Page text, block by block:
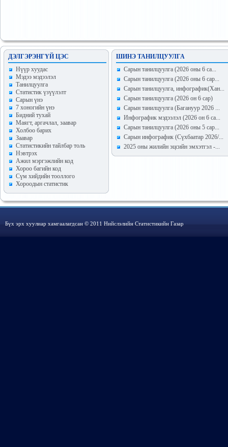
ДЭЛГЭРЭНГҮЙ ЦЭС
Hүүр хуудас
Мэдээ мэдээлэл
Танилцуулга
Статистик үзүүлэлт
Сарын үнэ
7 хоногийн үнэ
Бидний тухай
Маягт, аргачлал, заавар
Холбоо барих
Заавар
Статистикийн тайлбар толь
Нэвтрэх
Ажил мэргэжлийн код
Хороо багийн код
Сүм хийдийн тооллого
Хороодын статистик
ШИНЭ ТАНИЛЦУУЛГА
Сарын танилцуулга (2026 оны 6 са...
Сарын танилцуулга (2026 оны 6 сар...
Сарын танилцуулга, инфографик(Хан...
Сарын танилцуулга (2026 он 6 сар)
Сарын танилцуулга (Багануур 2026 ...
Инфографик мэдээлэл (2026 он 6 са...
Сарын танилцуулга (2026 оны 5 сар...
Сарын инфографик (Сүхбаатар 2026/...
2025 оны жилийн эцсийн эмхэтгэл -...
Бүх эрх хуулиар хамгаалагдсан © 2011 Нийслэлийн Статистикийн Газар